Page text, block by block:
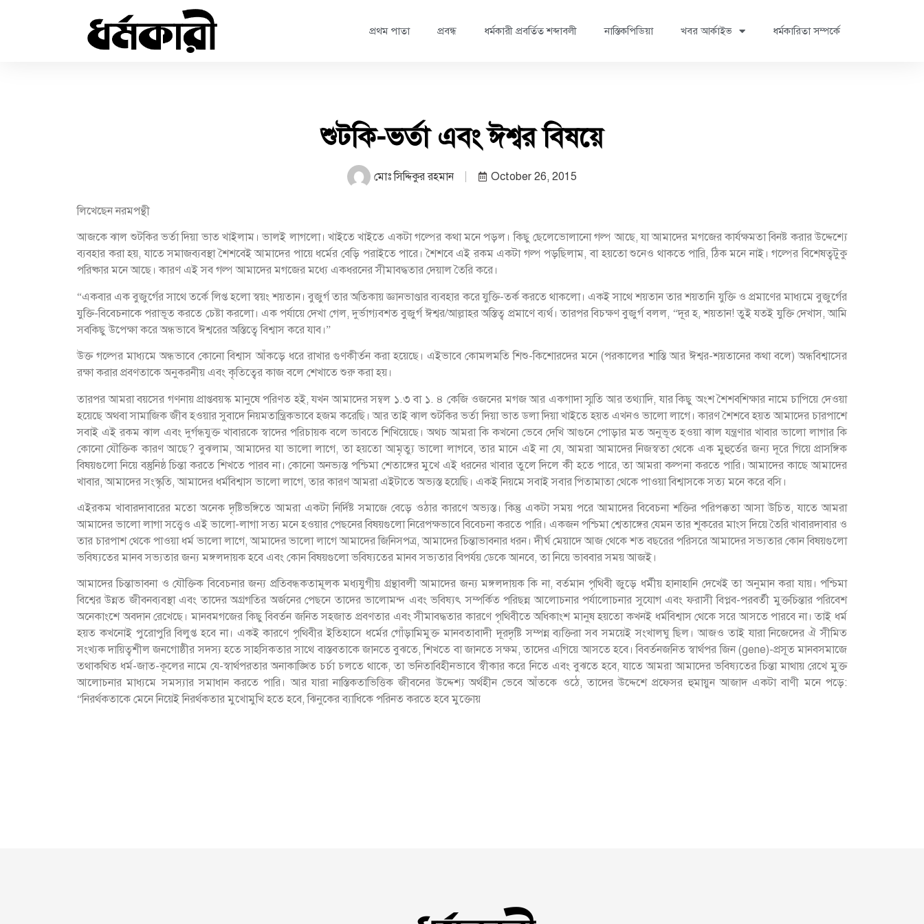
প্রথম পাতা প্রবন্ধ ধর্মকারী প্রবর্তিত শব্দাবলী নাস্তিকপিডিয়া খবর আর্কাইভ ধর্মকারিতা সম্পর্কে
শুটকি-ভর্তা এবং ঈশ্বর বিষয়ে
মোঃ সিদ্দিকুর রহমান October 26, 2015
লিখেছেন নরমপন্থী
আজকে ঝাল শুটকির ভর্তা দিয়া ভাত খাইলাম। ভালই লাগলো। খাইতে খাইতে একটা গল্পের কথা মনে পড়ল। কিছু ছেলেভোলানো গল্প আছে, যা আমাদের মগজের কার্যক্ষমতা বিনষ্ট করার উদ্দেশ্যে
ব্যবহার করা হয়, যাতে সমাজব্যবস্থা শৈশবেই আমাদের পায়ে ধর্মের বেড়ি পরাইতে পারে। শৈশবে এই রকম একটা গল্প পড়ছিলাম, বা হয়তো শুনেও থাকতে পারি, ঠিক মনে নাই। গল্পের বিশেষত্বটুকু
পরিষ্কার মনে আছে। কারণ এই সব গল্প আমাদের মগজের মধ্যে একধরনের সীমাবদ্ধতার দেয়াল তৈরি করে।
“একবার এক বুজুর্গের সাথে তর্কে লিপ্ত হলো স্বয়ং শয়তান। বুজুর্গ তার অতিকায় জ্ঞানভাণ্ডার ব্যবহার করে যুক্তি-তর্ক করতে থাকলো। একই সাথে শয়তান তার শয়তানি যুক্তি ও প্রমাণের মাধ্যমে বুজুর্গের
যুক্তি-বিবেচনাকে পরাভূত করতে চেষ্টা করলো। এক পর্যায়ে দেখা গেল, দুর্ভাগ্যবশত বুজুর্গ ঈশ্বর/আল্লাহর অস্তিত্ব প্রমাণে ব্যর্থ। তারপর বিচক্ষণ বুজুর্গ বলল, “দূর হ, শয়তান! তুই যতই যুক্তি দেখাস, আমি
সবকিছু উপেক্ষা করে অন্ধভাবে ঈশ্বরের অস্তিত্বে বিশ্বাস করে যাব।”
উক্ত গল্পের মাধ্যমে অন্ধভাবে কোনো বিশ্বাস আঁকড়ে ধরে রাখার গুণকীর্তন করা হয়েছে। এইভাবে কোমলমতি শিশু-কিশোরদের মনে (পরকালের শাস্তি আর ঈশ্বর-শয়তানের কথা বলে) অন্ধবিশ্বাসের
রক্ষা করার প্রবণতাকে অনুকরনীয় এবং কৃতিত্বের কাজ বলে শেখাতে শুরু করা হয়।
তারপর আমরা বয়সের গণনায় প্রাপ্তবয়স্ক মানুষে পরিণত হই, যখন আমাদের সম্বল ১.৩ বা ১. ৪ কেজি ওজনের মগজ আর একগাদা স্মৃতি আর তথ্যাদি, যার কিছু অংশ শৈশবশিক্ষার নামে চাপিয়ে দেওয়া
হয়েছে অথবা সামাজিক জীব হওয়ার সুবাদে নিয়মতান্ত্রিকভাবে হজম করেছি। আর তাই ঝাল শুটকির ভর্তা দিয়া ভাত ডলা দিয়া খাইতে হয়ত এখনও ভালো লাগে। কারণ শৈশবে হয়ত আমাদের চারপাশে
সবাই এই রকম ঝাল এবং দুর্গন্ধযুক্ত খাবারকে স্বাদের পরিচায়ক বলে ভাবতে শিখিয়েছে। অথচ আমরা কি কখনো ভেবে দেখি আগুনে পোড়ার মত অনুভূত হওয়া ঝাল যন্ত্রণার খাবার ভালো লাগার কি
কোনো যৌক্তিক কারণ আছে? বুঝলাম, আমাদের যা ভালো লাগে, তা হয়তো আমৃত্যু ভালো লাগবে, তার মানে এই না যে, আমরা আমাদের নিজস্বতা থেকে এক মুহুর্তের জন্য দূরে গিয়ে প্রাসঙ্গিক
বিষয়গুলো নিয়ে বস্তুনিষ্ঠ চিন্তা করতে শিখতে পারব না। কোনো অনভ্যস্ত পশ্চিমা শেতাঙ্গের মুখে এই ধরনের খাবার তুলে দিলে কী হতে পারে, তা আমরা কল্পনা করতে পারি। আমাদের কাছে আমাদের
খাবার, আমাদের সংস্কৃতি, আমাদের ধর্মবিশ্বাস ভালো লাগে, তার কারণ আমরা এইটাতে অভ্যস্ত হয়েছি। একই নিয়মে সবাই সবার পিতামাতা থেকে পাওয়া বিশ্বাসকে সত্য মনে করে বসি।
এইরকম খাবারদাবারের মতো অনেক দৃষ্টিভঙ্গিতে আমরা একটা নির্দিষ্ট সমাজে বেড়ে ওঠার কারণে অভ্যস্ত। কিন্তু একটা সময় পরে আমাদের বিবেচনা শক্তির পরিপক্কতা আসা উচিত, যাতে আমরা
আমাদের ভালো লাগা সত্ত্বেও এই ভালো-লাগা সত্য মনে হওয়ার পেছনের বিষয়গুলো নিরেপক্ষভাবে বিবেচনা করতে পারি। একজন পশ্চিমা শ্বেতাঙ্গের যেমন তার শূকরের মাংস দিয়ে তৈরি খাবারদাবার ও
তার চারপাশ থেকে পাওয়া ধর্ম ভালো লাগে, আমাদের ভালো লাগে আমাদের জিনিসপত্র, আমাদের চিন্তাভাবনার ধরন। দীর্ঘ মেয়াদে আজ থেকে শত বছরের পরিসরে আমাদের সভ্যতার কোন বিষয়গুলো
ভবিষ্যতের মানব সভ্যতার জন্য মঙ্গলদায়ক হবে এবং কোন বিষয়গুলো ভবিষ্যতের মানব সভ্যতার বিপর্যয় ডেকে আনবে, তা নিয়ে ভাববার সময় আজই।
আমাদের চিন্তাভাবনা ও যৌক্তিক বিবেচনার জন্য প্রতিবন্ধকতামূলক মধ্যযুগীয় গ্রন্থাবলী আমাদের জন্য মঙ্গলদায়ক কি না, বর্তমান পৃথিবী জুড়ে ধর্মীয় হানাহানি দেখেই তা অনুমান করা যায়। পশ্চিমা
বিশ্বের উন্নত জীবনব্যবস্থা এবং তাদের অগ্রগতির অর্জনের পেছনে তাদের ভালোমন্দ এবং ভবিষ্যৎ সম্পর্কিত পরিছন্ন আলোচনার পর্যালোচনার সুযোগ এবং ফরাসী বিপ্লব-পরবর্তী মুক্তচিন্তার পরিবেশ
অনেকাংশে অবদান রেখেছে। মানবমগজের কিছু বিবর্তন জনিত সহজাত প্রবণতার এবং সীমাবদ্ধতার কারণে পৃথিবীতে অধিকাংশ মানুষ হয়তো কখনই ধর্মবিশ্বাস থেকে সরে আসতে পারবে না। তাই ধর্ম
হয়ত কখনোই পুরোপুরি বিলুপ্ত হবে না। একই কারণে পৃথিবীর ইতিহাসে ধর্মের গোঁড়ামিমুক্ত মানবতাবাদী দূরদৃষ্টি সম্পন্ন ব্যক্তিরা সব সময়েই সংখালঘু ছিল। আজও তাই যারা নিজেদের ঐ সীমিত
সংখ্যক দায়িত্বশীল জনগোষ্ঠীর সদস্য হতে সাহসিকতার সাথে বাস্তবতাকে জানতে বুঝতে, শিখতে বা জানতে সক্ষম, তাদের এগিয়ে আসতে হবে। বিবর্তনজনিত স্বার্থপর জিন (gene)-প্রসূত মানবসমাজে
তথাকথিত ধর্ম-জাত-কূলের নামে যে-স্বার্থপরতার অনাকাঙ্খিত চর্চা চলতে থাকে, তা ভনিতাবিহীনভাবে স্বীকার করে নিতে এবং বুঝতে হবে, যাতে আমরা আমাদের ভবিষ্যতের চিন্তা মাথায় রেখে মুক্ত
আলোচনার মাধ্যমে সমস্যার সমাধান করতে পারি। আর যারা নাস্তিকতাভিত্তিক জীবনের উদ্দেশ্য অর্থহীন ভেবে আঁতকে ওঠে, তাদের উদ্দেশে প্রফেসর হুমায়ুন আজাদ একটা বাণী মনে পড়ে:
“নিরর্থকতাকে মেনে নিয়েই নিরর্থকতার মুখোমুখি হতে হবে, ঝিনুকের ব্যাধিকে পরিনত করতে হবে মুক্তোয়